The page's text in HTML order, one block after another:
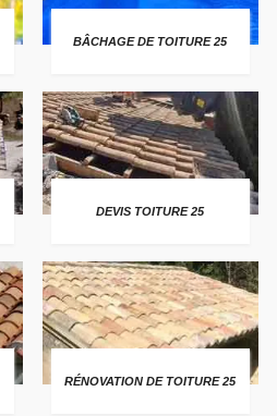
BÂCHAGE DE TOITURE 25
DEVIS TOITURE 25
RÉNOVATION DE TOITURE 25